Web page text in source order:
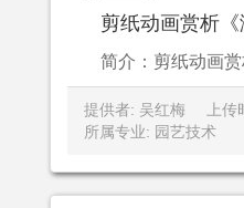
剪纸动画赏析《
简介：剪纸动画赏
提供者: 吴红梅
上
所属专业: 园艺技术